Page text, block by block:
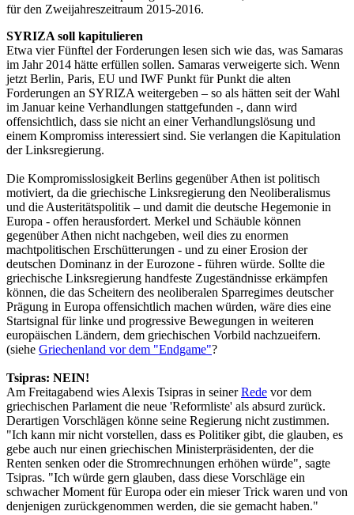
für den Zweijahreszeitraum 2015-2016.
SYRIZA soll kapitulieren
Etwa vier Fünftel der Forderungen lesen sich wie das, was Samaras
im Jahr 2014 hätte erfüllen sollen. Samaras verweigerte sich. Wenn
jetzt Berlin, Paris, EU und IWF Punkt für Punkt die alten
Forderungen an SYRIZA weitergeben – so als hätten seit der Wahl
im Januar keine Verhandlungen stattgefunden -, dann wird
offensichtlich, dass sie nicht an einer Verhandlungslösung und
einem Kompromiss interessiert sind. Sie verlangen die Kapitulation
der Linksregierung.
Die Kompromisslosigkeit Berlins gegenüber Athen ist politisch
motiviert, da die griechische Linksregierung den Neoliberalismus
und die Austeritätspolitik – und damit die deutsche Hegemonie in
Europa - offen herausfordert. Merkel und Schäuble können
gegenüber Athen nicht nachgeben, weil dies zu enormen
machtpolitischen Erschütterungen - und zu einer Erosion der
deutschen Dominanz in der Eurozone - führen würde. Sollte die
griechische Linksregierung handfeste Zugeständnisse erkämpfen
können, die das Scheitern des neoliberalen Sparregimes deutscher
Prägung in Europa offensichtlich machen würden, wäre dies eine
Startsignal für linke und progressive Bewegungen in weiteren
europäischen Ländern, dem griechischen Vorbild nachzueifern.
(siehe Griechenland vor dem "Endgame"?
Tsipras: NEIN!
Am Freitagabend wies Alexis Tsipras in seinerRede vor dem
griechischen Parlament die neue 'Reformliste' als absurd zurück.
Derartigen Vorschlägen könne seine Regierung nicht zustimmen.
"Ich kann mir nicht vorstellen, dass es Politiker gibt, die glauben, es
gebe auch nur einen griechischen Ministerpräsidenten, der die
Renten senken oder die Stromrechnungen erhöhen würde", sagte
Tsipras. "Ich würde gern glauben, dass diese Vorschläge ein
schwacher Moment für Europa oder ein mieser Trick waren und von
denjenigen zurückgenommen werden, die sie gemacht haben."